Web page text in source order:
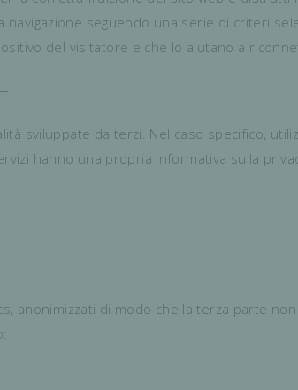
seguendo una serie di criteri
del visitatore e che lo aiutano a
sviluppate da terzi. Nel caso specifico,
hanno una propria informativa sulla
anonimizzati di modo che la terza parte